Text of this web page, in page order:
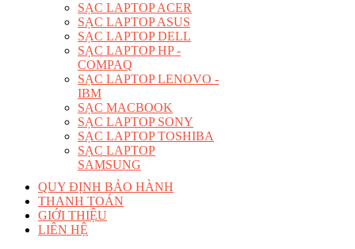
SẠC LAPTOP ACER
SẠC LAPTOP ASUS
SẠC LAPTOP DELL
SẠC LAPTOP HP -
COMPAQ
SẠC LAPTOP LENOVO -
IBM
SẠC MACBOOK
SẠC LAPTOP SONY
SẠC LAPTOP TOSHIBA
SẠC LAPTOP
SAMSUNG
QUY ĐỊNH BẢO HÀNH
THANH TOÁN
GIỚI THIỆU
LIÊN HỆ